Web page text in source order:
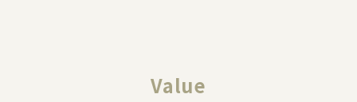
Value